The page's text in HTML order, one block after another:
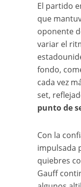
El partido
que
oponente
variar el
fondo,
cada vez
set,
punto de
Con la
impulsada
quiebres
Gauff